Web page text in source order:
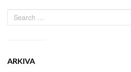
ARKIVA